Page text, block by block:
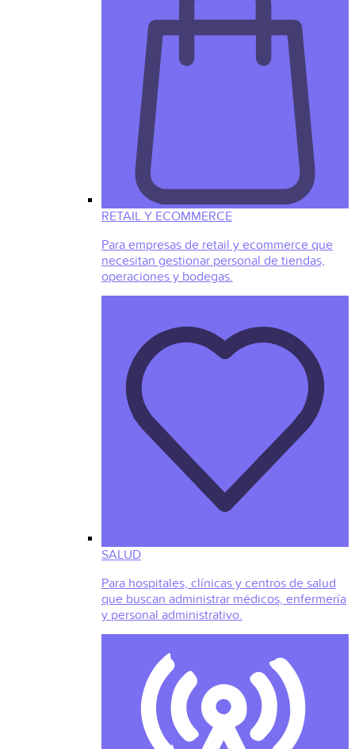
RETAIL Y ECOMMERCE
Para empresas de retail y ecommerce que
necesitan gestionar personal de tiendas,
operaciones y bodegas.
SALUD
Para hospitales, clínicas y centros de salud
que buscan administrar médicos, enfermería
y personal administrativo.